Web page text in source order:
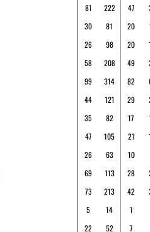
81 222 47
30 81 20
26 98 20
58 208 49
99 314 82
44 121 29
35 82 17
47 105 21
26 63
10
69 113 28
73 213 42
5 14
1
22 52
7